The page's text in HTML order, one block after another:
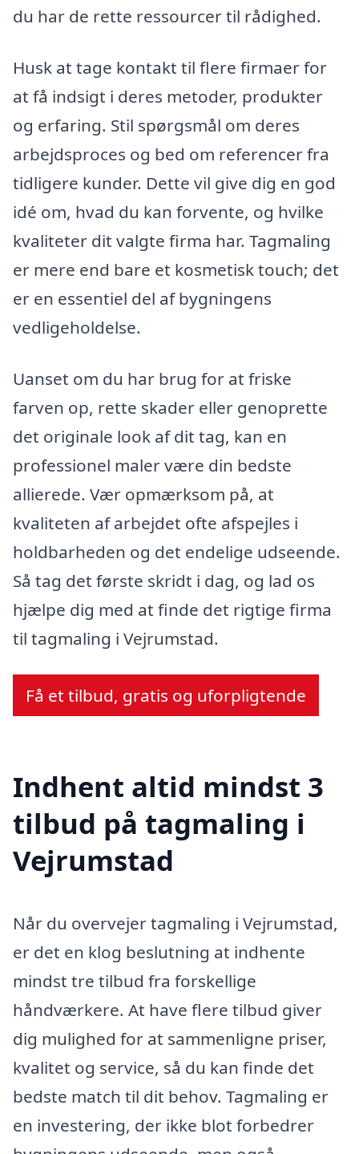
du har de rette ressourcer til rådighed.
Husk at tage kontakt til flere firmaer for
at få indsigt i deres metoder, produkter
og erfaring. Stil spørgsmål om deres
arbejdsproces og bed om referencer fra
tidligere kunder. Dette vil give dig en god
idé om, hvad du kan forvente, og hvilke
kvaliteter dit valgte firma har. Tagmaling
er mere end bare et kosmetisk touch; det
er en essentiel del af bygningens
vedligeholdelse.
Uanset om du har brug for at friske
farven op, rette skader eller genoprette
det originale look af dit tag, kan en
professionel maler være din bedste
allierede. Vær opmærksom på, at
kvaliteten af arbejdet ofte afspejles i
holdbarheden og det endelige udseende.
Så tag det første skridt i dag, og lad os
hjælpe dig med at finde det rigtige firma
til tagmaling i Vejrumstad.
Få et tilbud, gratis og uforpligtende
Indhent altid mindst 3
tilbud på tagmaling i
Vejrumstad
Når du overvejer tagmaling i Vejrumstad,
er det en klog beslutning at indhente
mindst tre tilbud fra forskellige
håndværkere. At have flere tilbud giver
dig mulighed for at sammenligne priser,
kvalitet og service, så du kan finde det
bedste match til dit behov. Tagmaling er
en investering, der ikke blot forbedrer